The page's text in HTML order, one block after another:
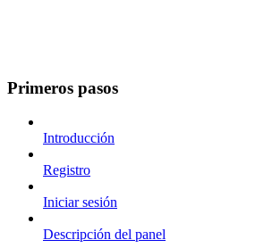
Primeros pasos
Introducción
Registro
Iniciar sesión
Descripción del panel